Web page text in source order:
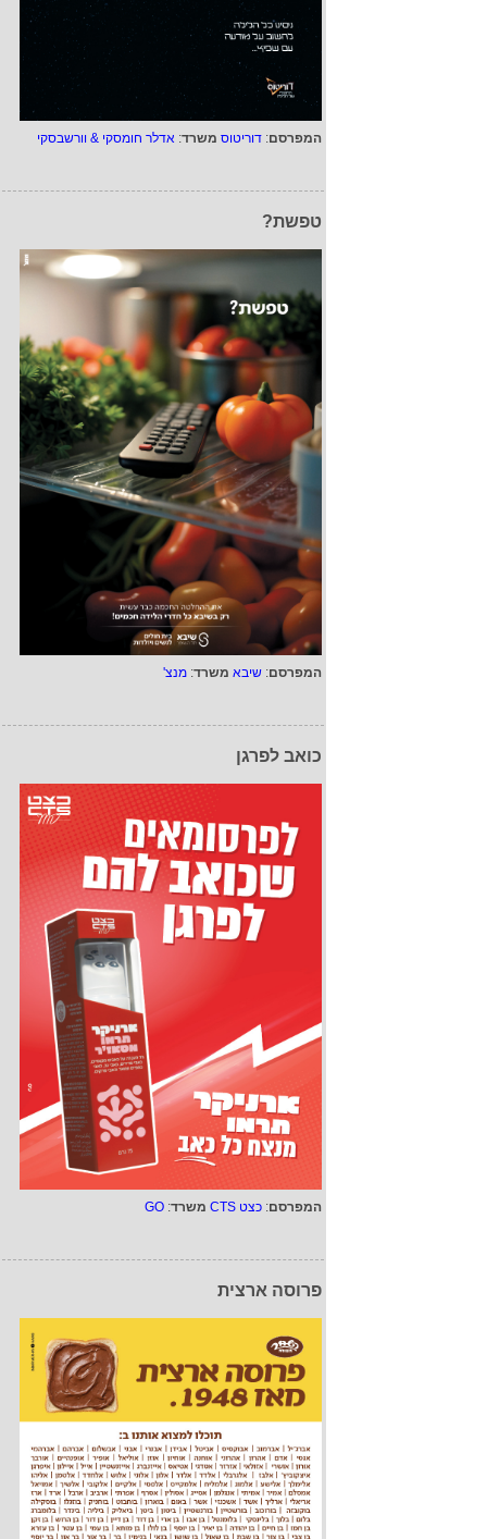
המפרסם: דוריטוס משרד: אדלר חומסקי & וורשבסקי
טפשת?
המפרסם: שיבא משרד: מנצ'
כואב לפרגן
המפרסם: כצט CTS משרד:
GO
פרוסה ארצית